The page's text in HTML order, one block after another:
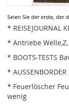
Seien Sie der erste, der
* REISEJOURNAL
* Antriebe
* BOOTS-TESTS
* AUSSENBORDER
* Feuerlöscher
wenig
Zum
Anfang
Bildergalerie
springen